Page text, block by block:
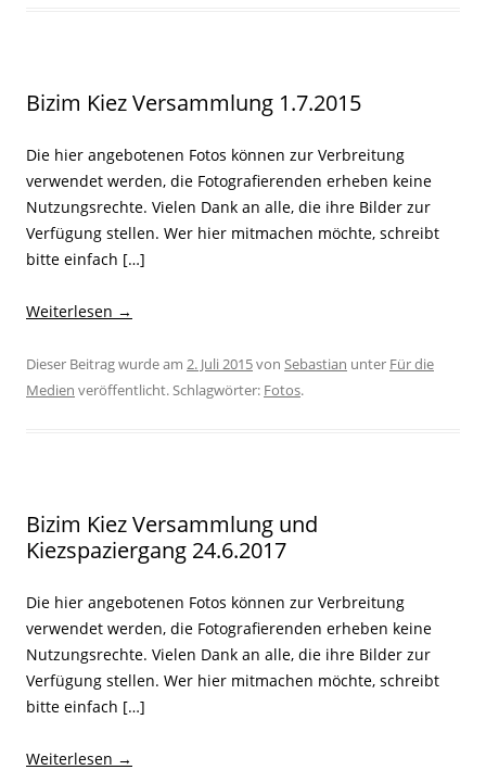
Bizim Kiez Versammlung 1.7.2015
Die hier angebotenen Fotos können zur Verbreitung
verwendet werden, die Fotografierenden erheben keine
Nutzungsrechte. Vielen Dank an alle, die ihre Bilder zur
Verfügung stellen. Wer hier mitmachen möchte, schreibt
bitte einfach […]
Weiterlesen →
Dieser Beitrag wurde am 2. Juli 2015von Sebastian unter Für die
Medien veröffentlicht. Schlagwörter: Fotos.
Bizim Kiez Versammlung und
Kiezspaziergang 24.6.2017
Die hier angebotenen Fotos können zur Verbreitung
verwendet werden, die Fotografierenden erheben keine
Nutzungsrechte. Vielen Dank an alle, die ihre Bilder zur
Verfügung stellen. Wer hier mitmachen möchte, schreibt
bitte einfach […]
Weiterlesen →